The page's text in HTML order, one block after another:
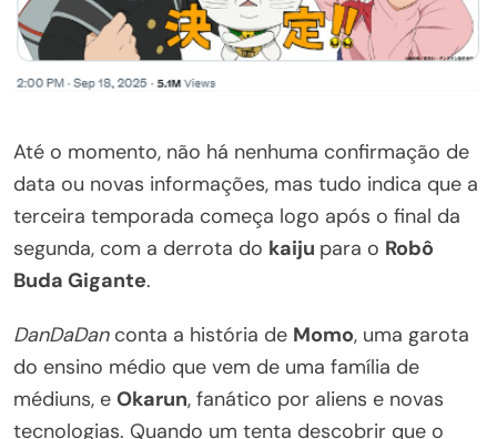
Até o momento, não há nenhuma confirmação de
data ou novas informações, mas tudo indica que a
terceira temporada começa logo após o final da
segunda, com a derrota do kaiju para o Robô
Buda Gigante.
DanDaDan conta a história de Momo, uma garota
do ensino médio que vem de uma família de
médiuns, e Okarun, fanático por aliens e novas
tecnologias. Quando um tenta descobrir que o